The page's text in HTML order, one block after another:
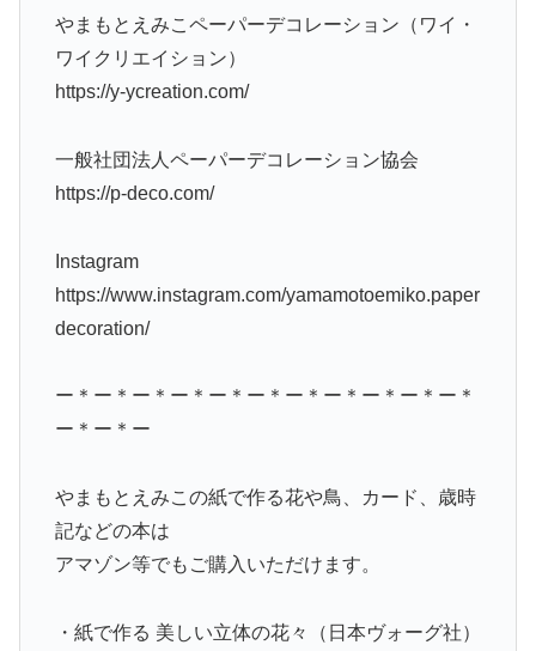
やまもとえみこペーパーデコレーション（ワイ・
ワイクリエイション）
https://y-ycreation.com/
一般社団法人ペーパーデコレーション協会
https://p-deco.com/
Instagram
https://www.instagram.com/yamamotoemiko.paper
decoration/
ー＊ー＊ー＊ー＊ー＊ー＊ー＊ー＊ー＊ー＊ー＊
ー＊ー＊ー
やまもとえみこの紙で作る花や鳥、カード、歳時
記などの本は
アマゾン等でもご購入いただけます。
・紙で作る 美しい立体の花々（日本ヴォーグ社）